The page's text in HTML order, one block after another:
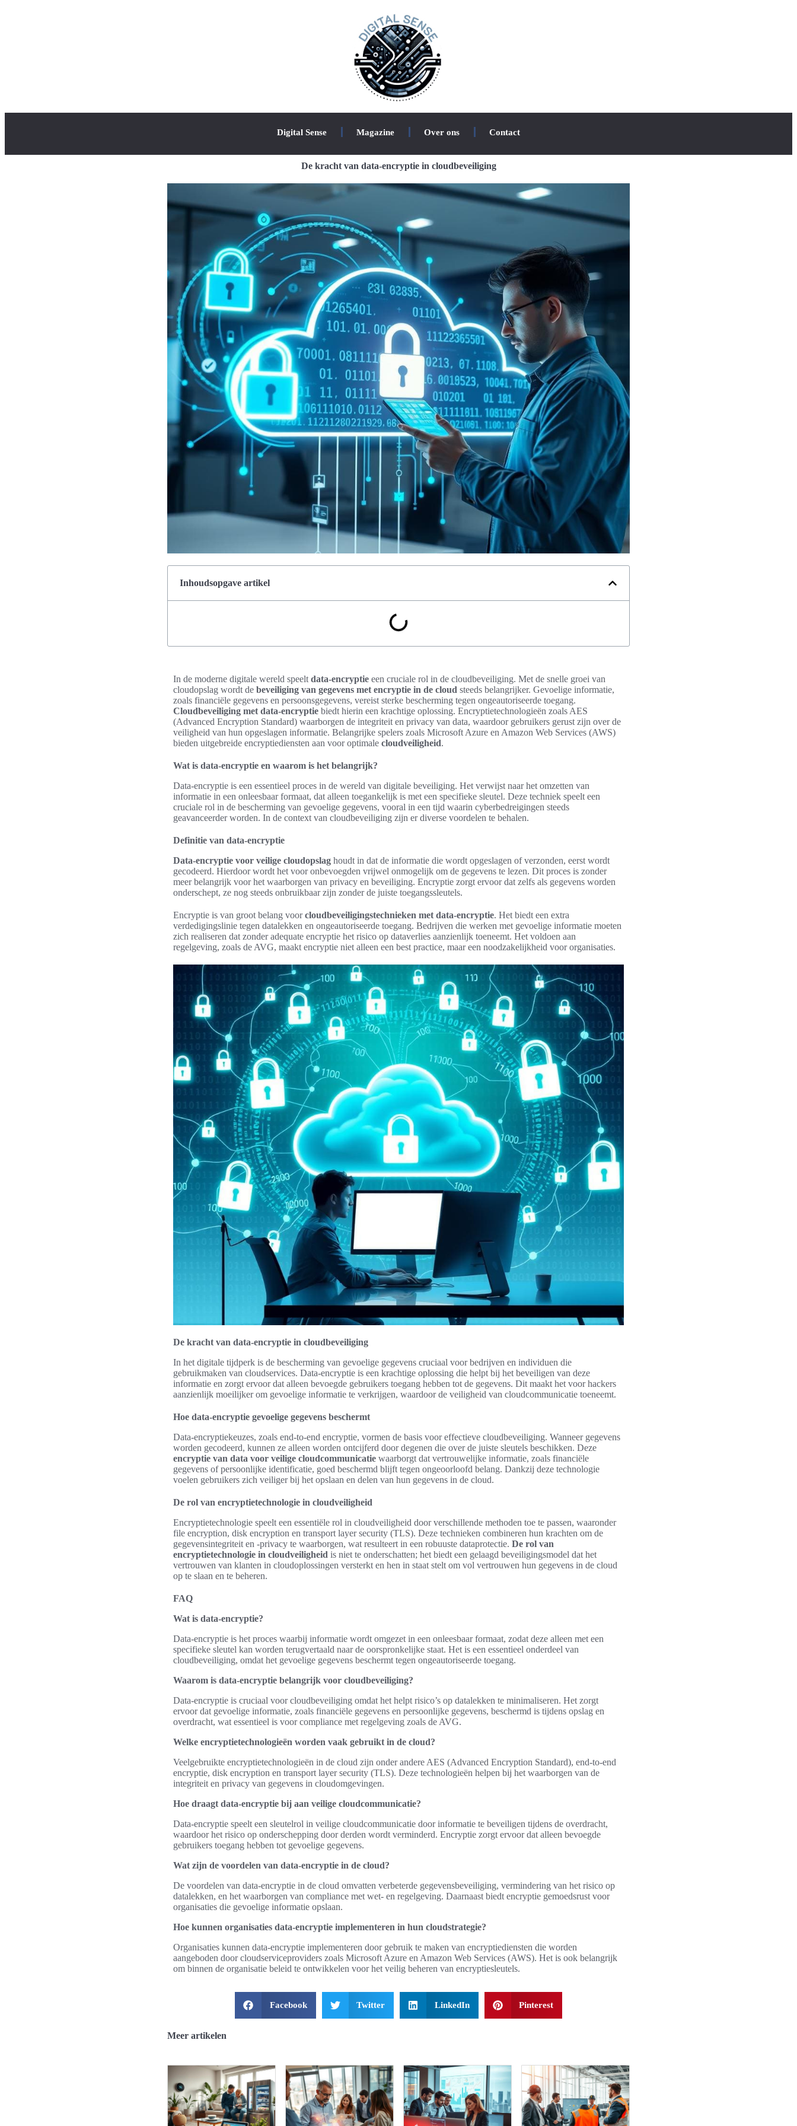
Digital Sense Magazine Over ons Contact
De kracht van data-encryptie in cloudbeveiliging
Inhoudsopgave artikel
In de moderne digitale wereld speelt data-encryptie een cruciale rol in de cloudbeveiliging. Met de snelle groei van
cloudopslag wordt de beveiliging van gegevens met encryptie in de cloud steeds belangrijker. Gevoelige informatie,
zoals financiële gegevens en persoonsgegevens, vereist sterke bescherming tegen ongeautoriseerde toegang.
Cloudbeveiliging met data-encryptie biedt hierin een krachtige oplossing. Encryptietechnologieën zoals AES
(Advanced Encryption Standard) waarborgen de integriteit en privacy van data, waardoor gebruikers gerust zijn over de
veiligheid van hun opgeslagen informatie. Belangrijke spelers zoals Microsoft Azure en Amazon Web Services (AWS)
bieden uitgebreide encryptiediensten aan voor optimale cloudveiligheid.
Wat is data-encryptie en waarom is het belangrijk?
Data-encryptie is een essentieel proces in de wereld van digitale beveiliging. Het verwijst naar het omzetten van
informatie in een onleesbaar formaat, dat alleen toegankelijk is met een specifieke sleutel. Deze techniek speelt een
cruciale rol in de bescherming van gevoelige gegevens, vooral in een tijd waarin cyberbedreigingen steeds
geavanceerder worden. In de context van cloudbeveiliging zijn er diverse voordelen te behalen.
Definitie van data-encryptie
Data-encryptie voor veilige cloudopslag houdt in dat de informatie die wordt opgeslagen of verzonden, eerst wordt
gecodeerd. Hierdoor wordt het voor onbevoegden vrijwel onmogelijk om de gegevens te lezen. Dit proces is zonder
meer belangrijk voor het waarborgen van privacy en beveiliging. Encryptie zorgt ervoor dat zelfs als gegevens worden
onderschept, ze nog steeds onbruikbaar zijn zonder de juiste toegangssleutels.
Encryptie is van groot belang voorcloudbeveiligingstechnieken met data-encryptie. Het biedt een extra
verdedigingslinie tegen datalekken en ongeautoriseerde toegang. Bedrijven die werken met gevoelige informatie moeten
zich realiseren dat zonder adequate encryptie het risico op dataverlies aanzienlijk toeneemt. Het voldoen aan
regelgeving, zoals de AVG, maakt encryptie niet alleen een best practice, maar een noodzakelijkheid voor organisaties.
De kracht van data-encryptie in cloudbeveiliging
In het digitale tijdperk is de bescherming van gevoelige gegevens cruciaal voor bedrijven en individuen die
gebruikmaken van cloudservices. Data-encryptie is een krachtige oplossing die helpt bij het beveiligen van deze
informatie en zorgt ervoor dat alleen bevoegde gebruikers toegang hebben tot de gegevens. Dit maakt het voor hackers
aanzienlijk moeilijker om gevoelige informatie te verkrijgen, waardoor de veiligheid van cloudcommunicatie toeneemt.
Hoe data-encryptie gevoelige gegevens beschermt
Data-encryptiekeuzes, zoals end-to-end encryptie, vormen de basis voor effectieve cloudbeveiliging. Wanneer gegevens
worden gecodeerd, kunnen ze alleen worden ontcijferd door degenen die over de juiste sleutels beschikken. Deze
encryptie van data voor veilige cloudcommunicatie waarborgt dat vertrouwelijke informatie, zoals financiële
gegevens of persoonlijke identificatie, goed beschermd blijft tegen ongeoorloofd belang. Dankzij deze technologie
voelen gebruikers zich veiliger bij het opslaan en delen van hun gegevens in de cloud.
De rol van encryptietechnologie in cloudveiligheid
Encryptietechnologie speelt een essentiële rol in cloudveiligheid door verschillende methoden toe te passen, waaronder
file encryption, disk encryption en transport layer security (TLS). Deze technieken combineren hun krachten om de
gegevensintegriteit en -privacy te waarborgen, wat resulteert in een robuuste dataprotectie. De rol van
encryptietechnologie in cloudveiligheid is niet te onderschatten; het biedt een gelaagd beveiligingsmodel dat het
vertrouwen van klanten in cloudoplossingen versterkt en hen in staat stelt om vol vertrouwen hun gegevens in de cloud
op te slaan en te beheren.
FAQ
Wat is data-encryptie?
Data-encryptie is het proces waarbij informatie wordt omgezet in een onleesbaar formaat, zodat deze alleen met een
specifieke sleutel kan worden terugvertaald naar de oorspronkelijke staat. Het is een essentieel onderdeel van
cloudbeveiliging, omdat het gevoelige gegevens beschermt tegen ongeautoriseerde toegang.
Waarom is data-encryptie belangrijk voor cloudbeveiliging?
Data-encryptie is cruciaal voor cloudbeveiliging omdat het helpt risico’s op datalekken te minimaliseren. Het zorgt
ervoor dat gevoelige informatie, zoals financiële gegevens en persoonlijke gegevens, beschermd is tijdens opslag en
overdracht, wat essentieel is voor compliance met regelgeving zoals de AVG.
Welke encryptietechnologieën worden vaak gebruikt in de cloud?
Veelgebruikte encryptietechnologieën in de cloud zijn onder andere AES (Advanced Encryption Standard), end-to-end
encryptie, disk encryption en transport layer security (TLS). Deze technologieën helpen bij het waarborgen van de
integriteit en privacy van gegevens in cloudomgevingen.
Hoe draagt data-encryptie bij aan veilige cloudcommunicatie?
Data-encryptie speelt een sleutelrol in veilige cloudcommunicatie door informatie te beveiligen tijdens de overdracht,
waardoor het risico op onderschepping door derden wordt verminderd. Encryptie zorgt ervoor dat alleen bevoegde
gebruikers toegang hebben tot gevoelige gegevens.
Wat zijn de voordelen van data-encryptie in de cloud?
De voordelen van data-encryptie in de cloud omvatten verbeterde gegevensbeveiliging, vermindering van het risico op
datalekken, en het waarborgen van compliance met wet- en regelgeving. Daarnaast biedt encryptie gemoedsrust voor
organisaties die gevoelige informatie opslaan.
Hoe kunnen organisaties data-encryptie implementeren in hun cloudstrategie?
Organisaties kunnen data-encryptie implementeren door gebruik te maken van encryptiediensten die worden
aangeboden door cloudserviceproviders zoals Microsoft Azure en Amazon Web Services (AWS). Het is ook belangrijk
om binnen de organisatie beleid te ontwikkelen voor het veilig beheren van encryptiesleutels.
Facebook Twitter LinkedIn Pinterest
Meer artikelen